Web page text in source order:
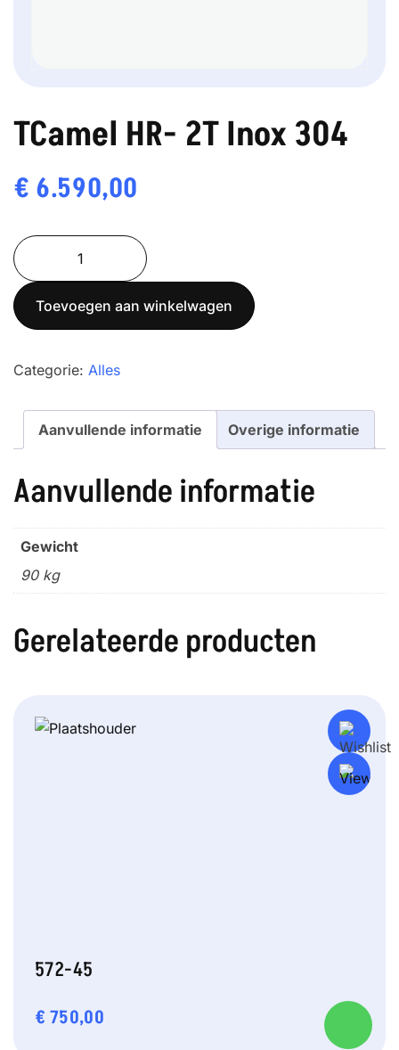
TCamel HR- 2T Inox 304
€ 6.590,00
TCamel
HR-
2T
Inox
aantal
Toevoegen aan winkelwagen
Categorie: Alles
Aanvullende informatie Overige informatie
Aanvullende informatie
Gewicht
90 kg
Gerelateerde producten
572-45
€ 750,00